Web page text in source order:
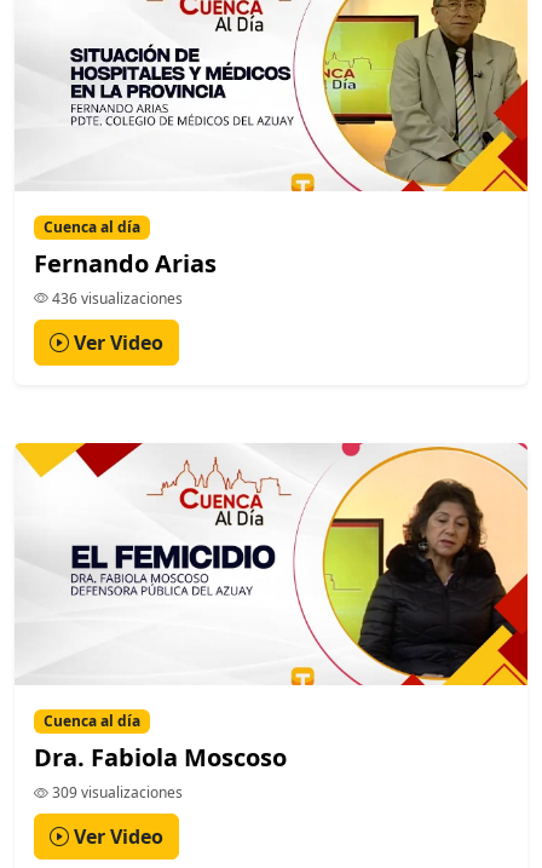
Cuenca al día
Fernando Arias
436 visualizaciones
Ver Video
Cuenca al día
Dra. Fabiola Moscoso
309 visualizaciones
Ver Video